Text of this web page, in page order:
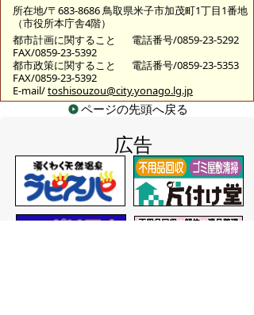
所在地/〒683-8686 鳥取県米子市加茂町1丁目1番地
（市役所本庁舎4階）
都市計画に関すること
電話番号/0859-23-5292
FAX/0859-23-5392
都市政策に関すること
電話番号/0859-23-5353
FAX/0859-23-5392
E-mail/toshisouzou@city.yonago.lg.jp
ページの先頭へ戻る
広告